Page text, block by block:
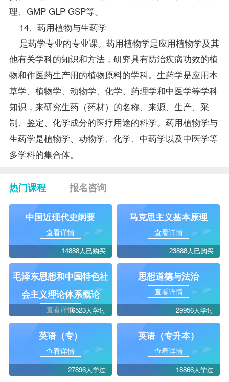
理、GMP GLP GSP等。
14、药用植物与生药学
是药学专业的专业课。药用植物学是应用植物学及其
他有关学科的知识和方法，研究具有防治疾病功效的植
物和作医药生产用的植物原料的学科。生药学是应用本
草学、植物学、动物学、化学、药理学和中医学等学科
知识，来研究生药（药材）的名称、来源、生产、采
制、鉴定、化学成分的医疗用途的科学。药用植物学与
生药学是植物学、动物学、化学、中药学以及中医学等
多学科的集合体。
热门课程 报名咨询
中国近现代史纲要
查看详情
14888人已购买
马克思主义基本原理
查看详情
23888人已购买
毛泽东思想和中国特色社
会主义理论体系概论
查看详情16523人学过
思想道德与法治
查看详情
29956人学过
英语（专）
查看详情
27896人学过
英语（专升本）
查看详情
18866人学过